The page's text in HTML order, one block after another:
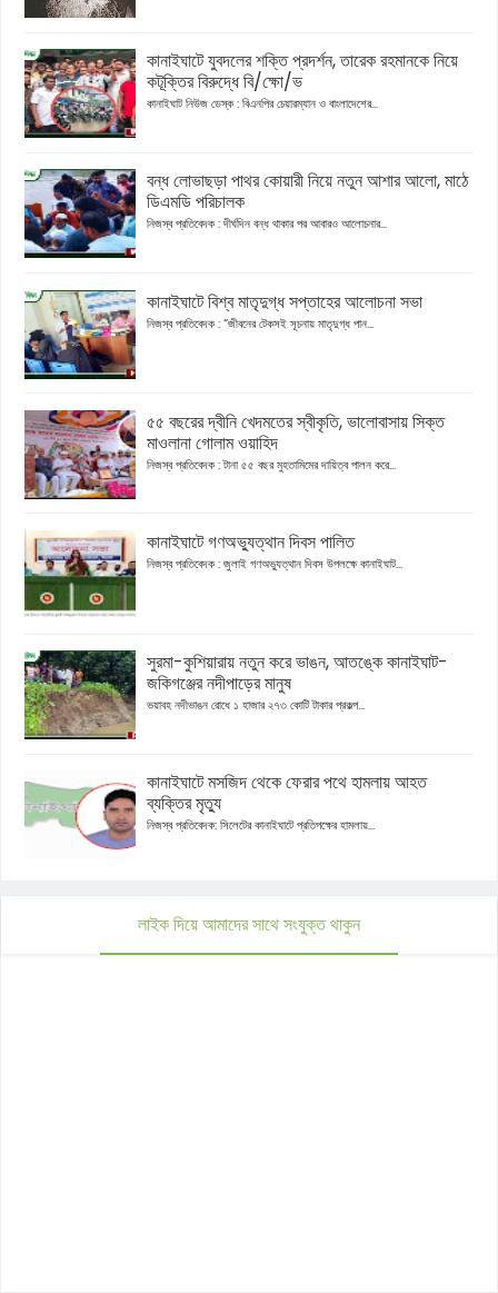
কানাইঘাটে যুবদলের শক্তি প্রদর্শন, তারেক রহমানকে নিয়ে
কটূক্তির বিরুদ্ধে বি/ক্ষো/ভ
কানাইঘাট নিউজ ডেস্ক : বিএনপির চেয়ারম্যান ও বাংলাদেশের...
বন্ধ লোভাছড়া পাথর কোয়ারী নিয়ে নতুন আশার আলো, মাঠে
ডিএমডি পরিচালক
নিজস্ব প্রতিবেদক : দীর্ঘদিন বন্ধ থাকার পর আবারও আলোচনার...
কানাইঘাটে বিশ্ব মাতৃদুগ্ধ সপ্তাহের আলোচনা সভা
নিজস্ব প্রতিবেদক : “জীবনের টেকসই সূচনায় মাতৃদুগ্ধ পান...
৫৫ বছরের দ্বীনি খেদমতের স্বীকৃতি, ভালোবাসায় সিক্ত
মাওলানা গোলাম ওয়াহিদ
নিজস্ব প্রতিবেদক : টানা ৫৫ বছর মুহতামিমের দায়িত্ব পালন করে...
কানাইঘাটে গণঅভ্যুত্থান দিবস পালিত
নিজস্ব প্রতিবেদক : জুলাই গণঅভ্যুত্থান দিবস উপলক্ষে কানাইঘাট...
সুরমা-কুশিয়ারায় নতুন করে ভাঙন, আতঙ্কে কানাইঘাট-
জকিগঞ্জের নদীপাড়ের মানুষ
ভয়াবহ নদীভাঙন রোধে ১ হাজার ২৭৩ কোটি টাকার প্রকল্প...
কানাইঘাটে মসজিদ থেকে ফেরার পথে হামলায় আহত
ব্যক্তির মৃত্যু
নিজস্ব প্রতিবেদক: সিলেটের কানাইঘাটে প্রতিপক্ষের হামলায়...
লাইক দিয়ে আমাদের সাথে সংযুক্ত থাকুন